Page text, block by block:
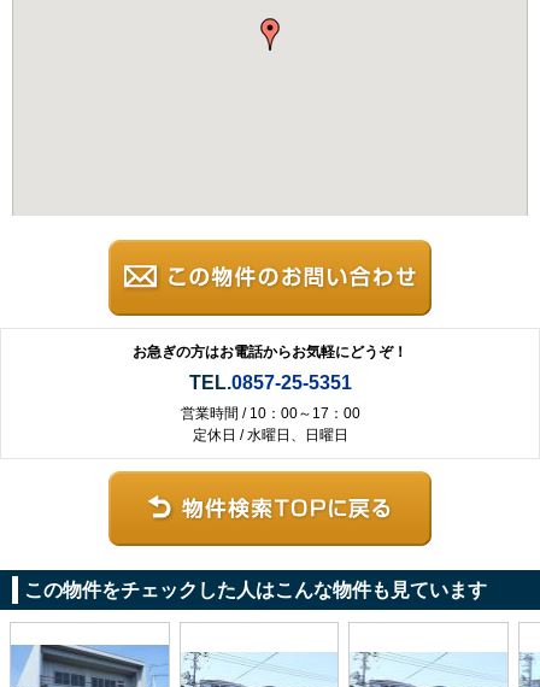
お急ぎの方はお電話からお気軽にどうぞ！
TEL.0857-25-5351
営業時間 / 10：00～17：00
定休日 / 水曜日、日曜日
この物件をチェックした人はこんな物件も見ています